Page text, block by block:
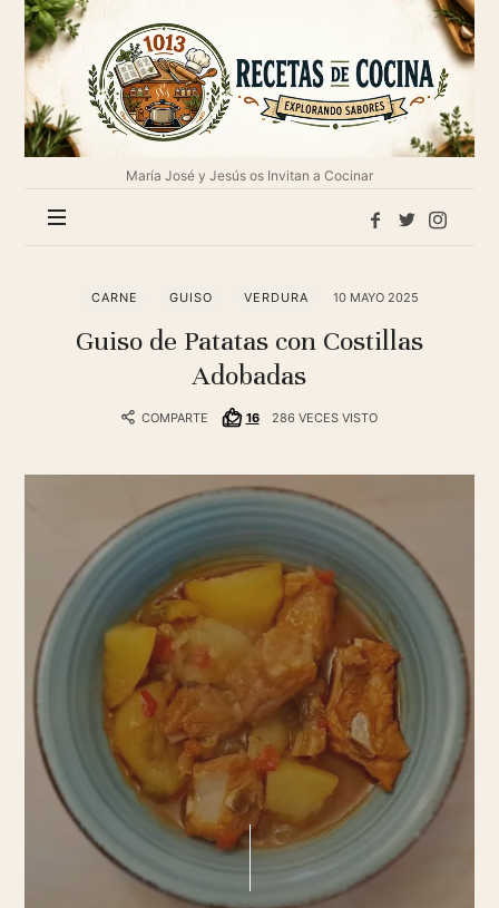
1013
Recetas
de
cocina
María José y Jesús os Invitan a Cocinar
CARNE GUISO VERDURA 10 MAYO 2025
Guiso de Patatas con Costillas
Adobadas
COMPARTE 16 286 VECES VISTO